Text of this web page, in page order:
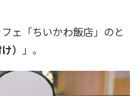
ェ「ちいかわ飯店」のと
） 」。